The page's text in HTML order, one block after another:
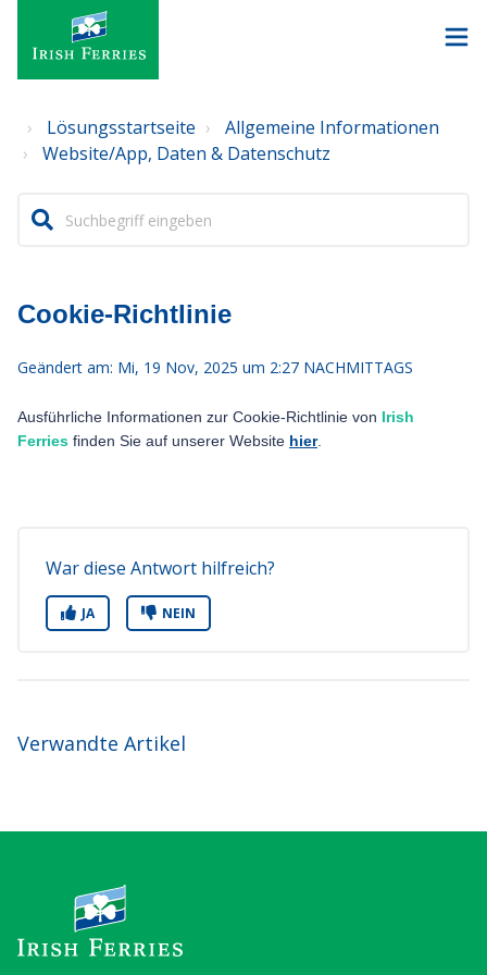
Lösungsstartseite
Allgemeine Informationen
Website/App, Daten & Datenschutz
Cookie-Richtlinie
Geändert am: Mi, 19 Nov, 2025 um 2:27 NACHMITTAGS
Ausführliche Informationen zur Cookie-Richtlinie von Irish
Ferries finden Sie auf unserer Website hier.
War diese Antwort hilfreich?
JA NEIN
Verwandte Artikel